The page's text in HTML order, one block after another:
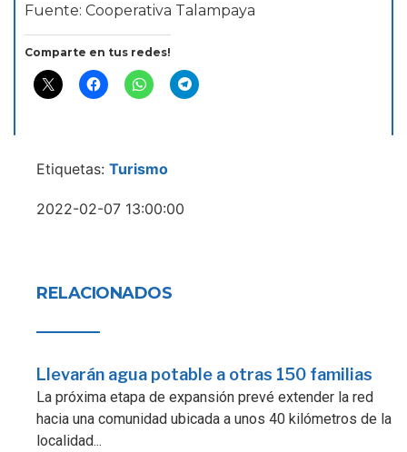
Fuente: Cooperativa Talampaya
Comparte en tus redes!
Etiquetas: Turismo
2022-02-07 13:00:00
RELACIONADOS
Llevarán agua potable a otras 150 familias
La próxima etapa de expansión prevé extender la red
hacia una comunidad ubicada a unos 40 kilómetros de la
localidad...